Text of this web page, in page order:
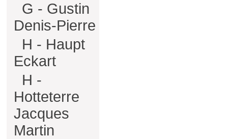
G - Gustin
Denis-Pierre
H - Haupt
Eckart
H -
Hotteterre
Jacques
Martin